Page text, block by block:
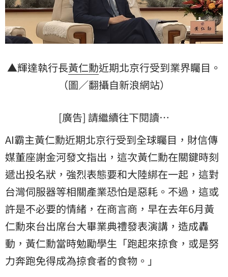
▲輝達執行長黃仁勳近期北京行受到業界矚目。
（圖／翻攝自新浪網站）
[廣告] 請繼續往下閱讀…
AI霸主黃仁勳近期北京行受到全球矚目，財信傳
媒董座謝金河發文指出，這次黃仁勳在關鍵時刻
遞出投名狀，強烈表態要和大陸綁在一起，這對
台灣伺服器等相關產業恐怕是惡耗。不過，這或
許是不必要的情緒，在商言商，早在去年6月黃
仁勳來台出席台大畢業典禮發表演講，造成轟
動，黃仁勳當時勉勵學生「跑起來掠食，或是努
力奔跑免得成為掠食者的食物。」